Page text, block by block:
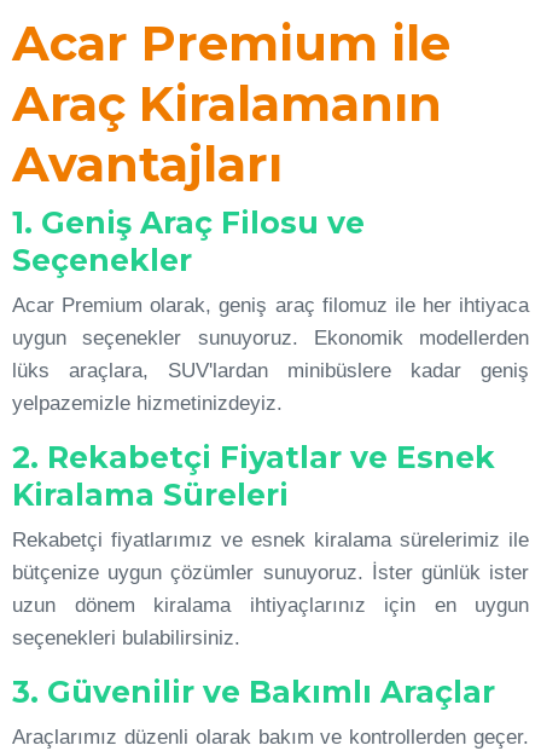
Acar Premium ile
Araç Kiralamanın
Avantajları
1. Geniş Araç Filosu ve
Seçenekler
Acar Premium olarak, geniş araç filomuz ile her ihtiyaca
uygun seçenekler sunuyoruz. Ekonomik modellerden
lüks araçlara, SUV'lardan minibüslere kadar geniş
yelpazemizle hizmetinizdeyiz.
2. Rekabetçi Fiyatlar ve Esnek
Kiralama Süreleri
Rekabetçi fiyatlarımız ve esnek kiralama sürelerimiz ile
bütçenize uygun çözümler sunuyoruz. İster günlük ister
uzun dönem kiralama ihtiyaçlarınız için en uygun
seçenekleri bulabilirsiniz.
3. Güvenilir ve Bakımlı Araçlar
Araçlarımız düzenli olarak bakım ve kontrollerden geçer.